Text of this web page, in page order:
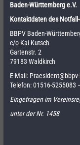
Baden-Württemberg e.V.
Kontaktdaten des
BBPV Baden-
c/o Kai Kutsch
Gartenstr. 2
79183 Waldkirch
E-Mail:
Telefon:01516-5255083
Eingetragen im
unter der Nr. 1458